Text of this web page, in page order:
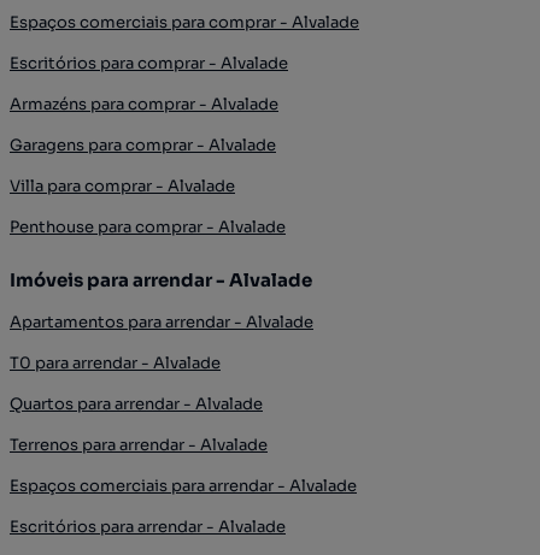
Espaços comerciais para comprar - Alvalade
Escritórios para comprar - Alvalade
Armazéns para comprar - Alvalade
Garagens para comprar - Alvalade
Villa para comprar - Alvalade
Penthouse para comprar - Alvalade
Imóveis para arrendar - Alvalade
Apartamentos para arrendar - Alvalade
T0 para arrendar - Alvalade
Quartos para arrendar - Alvalade
Terrenos para arrendar - Alvalade
Espaços comerciais para arrendar - Alvalade
Escritórios para arrendar - Alvalade